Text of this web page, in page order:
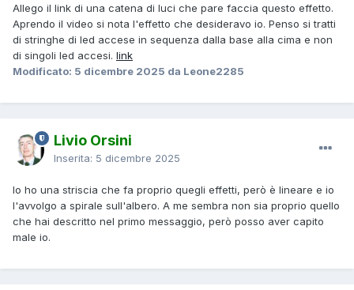
Allego il link di una catena di luci che pare faccia questo effetto.
Aprendo il video si nota l'effetto che desideravo io. Penso si tratti
di stringhe di led accese in sequenza dalla base alla cima e non
di singoli led accesi. link
Modificato: 5 dicembre 2025 da Leone2285
Livio Orsini
Inserita: 5 dicembre 2025
Io ho una striscia che fa proprio quegli effetti, però è lineare e io
l'avvolgo a spirale sull'albero. A me sembra non sia proprio quello
che hai descritto nel primo messaggio, però posso aver capito
male io.